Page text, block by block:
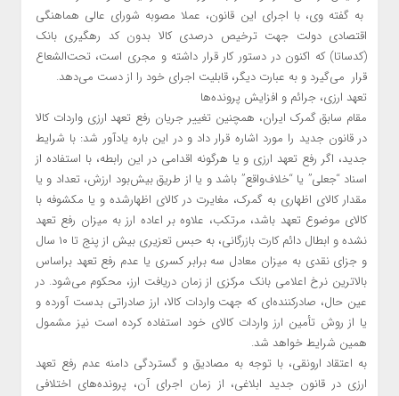
به گفته وی، با اجرای این قانون، عملا مصوبه شورای عالی هماهنگی
اقتصادی دولت جهت ترخیص درصدی کالا بدون کد رهگیری بانک
(کدساتا) که اکنون در دستور کار قرار داشته و مجری است، تحت‌الشعاع
قرار می‌گیرد و به عبارت دیگر، قابلیت اجرای خود را از دست می‌دهد.
تعهد ارزی، جرائم و افزایش پرونده‌ها
مقام سابق گمرک ایران، همچنین تغییر جریان رفع تعهد ارزی واردات کالا
در قانون جدید را مورد اشاره قرار داد و در این باره یادآور شد: با شرایط
جدید، اگر رفع تعهد ارزی و یا هرگونه اقدامی در این رابطه، با استفاده از
اسناد “جعلی” یا “خلاف‌واقع” باشد و یا از طریق بیش‌بود ارزش، تعداد و یا
مقدار کالای اظهاری به گمرک، مغایرت در کالای اظهارشده و یا مکشوفه با
کالای موضوع تعهد باشد، مرتکب، علاوه بر اعاده ارز به میزان رفع تعهد
نشده و ابطال دائم کارت بازرگانی، به حبس تعزیری بیش از پنج تا ۱۰ سال
و جزای نقدی به میزان معادل سه برابر کسری یا عدم رفع تعهد براساس
بالاترین نرخ اعلامی بانک مرکزی از زمان دریافت ارز، محکوم می‌شود. در
عین حال، صادرکننده‌ای که جهت واردات کالا، ارز صادراتی بدست آورده و
یا از روش تأمین ارز واردات کالای خود استفاده کرده است نیز مشمول
همین شرایط خواهد شد.
به اعتقاد ارونقی، با توجه به مصادیق و ‌گستردگی دامنه عدم رفع تعهد
ارزی در قانون جدید ابلاغی، از زمان اجرای آن، پرونده‌های اختلافی